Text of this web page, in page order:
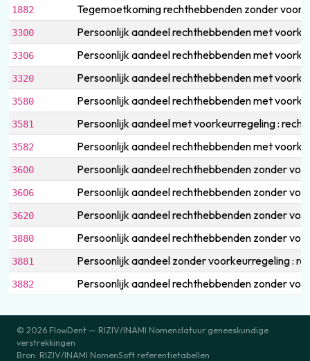
1882 Tegemoetkoming rechthebbenden zonder
3300 Persoonlijk aandeel rechthebbenden met
3306 Persoonlijk aandeel rechthebbenden met
3320 Persoonlijk aandeel rechthebbenden met
3580 Persoonlijk aandeel rechthebbenden met
3581 Persoonlijk aandeel met voorkeurregeling :
3582 Persoonlijk aandeel rechthebbenden met
3600 Persoonlijk aandeel rechthebbenden zonder
3606 Persoonlijk aandeel rechthebbenden zonder
3620 Persoonlijk aandeel rechthebbenden zonder
3880 Persoonlijk aandeel rechthebbenden zonder
3881 Persoonlijk aandeel zonder voorkeurregeling :
3882 Persoonlijk aandeel rechthebbenden zonder
© 2026 FlowDent — RIZIV/INAMI Nomenclatuur geneeskundige
verstrekkingen
Bron: RIZIV/INAMI NomenSoft referentietabellen